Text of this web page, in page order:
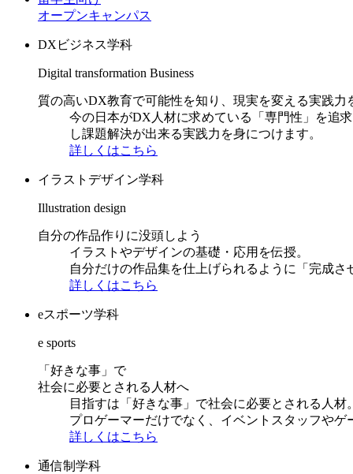
オープンキャンパス
DXビジネス学科
Digital transformation Business
質の高いDX教育で可能性を知り、現実を変える実践力
今の日本がDX人材に求めている「専門性」を追
し課題解決が出来る実践力を身につけます。
詳しくはこちら
イラストデザイン学科
Illustration design
自分の作品作りに没頭しよう
イラストやデザインの基礎・応用を伝授。
自分だけの作品集を仕上げられるように「完成
詳しくはこちら
eスポーツ学科
e sports
「好きな事」で
社会に必要とされる人材へ
目指すは「好きな事」で社会に必要とされる人
プロゲーマーだけでなく、イベントスタッフや
詳しくはこちら
通信制学科